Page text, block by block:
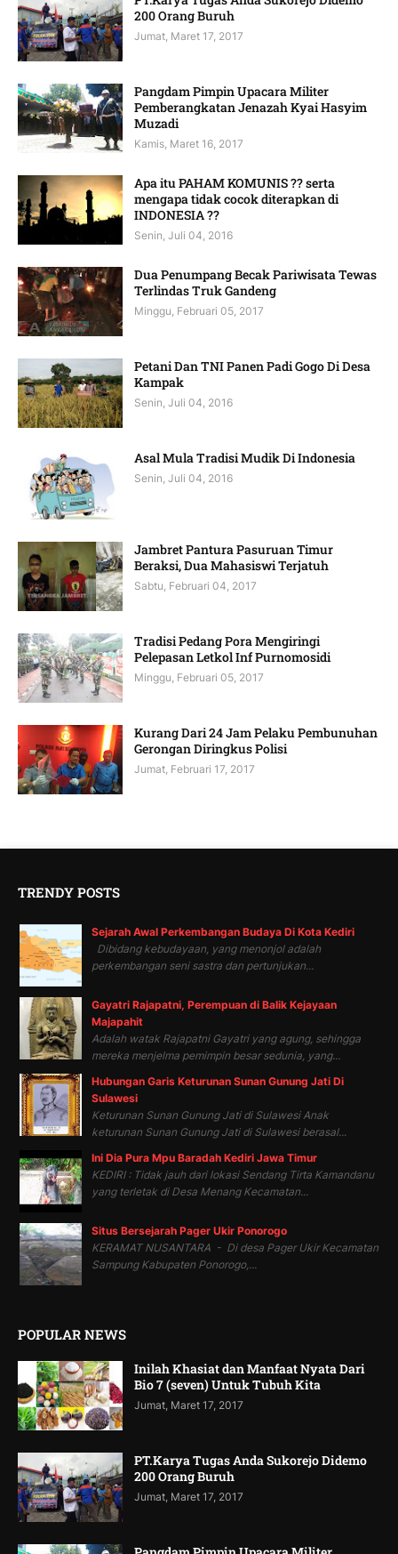
200 Orang Buruh
Jumat, Maret 17, 2017
Pangdam Pimpin Upacara Militer
Pemberangkatan Jenazah Kyai Hasyim
Muzadi
Kamis, Maret 16, 2017
Apa itu PAHAM KOMUNIS ?? serta
mengapa tidak cocok diterapkan di
INDONESIA ??
Senin, Juli 04, 2016
Dua Penumpang Becak Pariwisata Tewas
Terlindas Truk Gandeng
Minggu, Februari 05, 2017
Petani Dan TNI Panen Padi Gogo Di Desa
Kampak
Senin, Juli 04, 2016
Asal Mula Tradisi Mudik Di Indonesia
Senin, Juli 04, 2016
Jambret Pantura Pasuruan Timur
Beraksi, Dua Mahasiswi Terjatuh
Sabtu, Februari 04, 2017
Tradisi Pedang Pora Mengiringi
Pelepasan Letkol Inf Purnomosidi
Minggu, Februari 05, 2017
Kurang Dari 24 Jam Pelaku Pembunuhan
Gerongan Diringkus Polisi
Jumat, Februari 17, 2017
TRENDY POSTS
Sejarah Awal Perkembangan Budaya Di Kota Kediri
Dibidang kebudayaan, yang menonjol adalah
perkembangan seni sastra dan pertunjukan...
Gayatri Rajapatni, Perempuan di Balik Kejayaan
Majapahit
Adalah watak Rajapatni Gayatri yang agung, sehingga
mereka menjelma pemimpin besar sedunia, yang...
Hubungan Garis Keturunan Sunan Gunung Jati Di
Sulawesi
Keturunan Sunan Gunung Jati di Sulawesi Anak
keturunan Sunan Gunung Jati di Sulawesi berasal...
Ini Dia Pura Mpu Baradah Kediri Jawa Timur
KEDIRI : Tidak jauh dari lokasi Sendang Tirta Kamandanu
yang terletak di Desa Menang Kecamatan...
Situs Bersejarah Pager Ukir Ponorogo
KERAMAT NUSANTARA - Di desa Pager Ukir Kecamatan
Sampung Kabupaten Ponorogo,...
POPULAR NEWS
Inilah Khasiat dan Manfaat Nyata Dari
Bio 7 (seven) Untuk Tubuh Kita
Jumat, Maret 17, 2017
PT.Karya Tugas Anda Sukorejo Didemo
200 Orang Buruh
Jumat, Maret 17, 2017